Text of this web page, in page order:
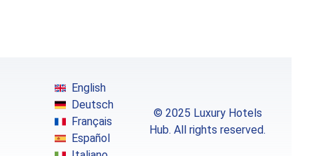
English
Deutsch
Français
Español
© 2025 Luxury Hotels
Hub. All rights reserved.